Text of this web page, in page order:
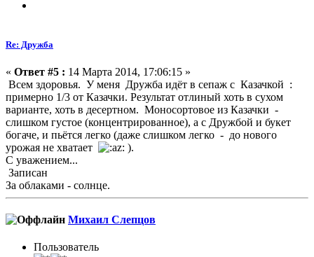
Re: Дружба
« Ответ #5 : 14 Марта 2014, 17:06:15 »
Всем здоровья. У меня Дружба идёт в сепаж с Казачкой :
примерно 1/3 от Казачки. Результат отлиный хоть в сухом
варианте, хоть в десертном. Моносортовое из Казачки -
слишком густое (концентрированное), а с Дружбой и букет
богаче, и пьётся легко (даже слишком легко - до нового
урожая не хватает
).
С уважением...
Записан
За облаками - солнце.
Михаил Слепцов
Пользователь